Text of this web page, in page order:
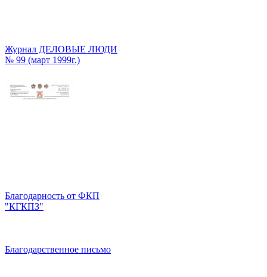
Журнал ДЕЛОВЫЕ ЛЮДИ
№ 99 (март 1999г.)
Благодарность от ФКП
"КГКПЗ"
Благодарственное письмо